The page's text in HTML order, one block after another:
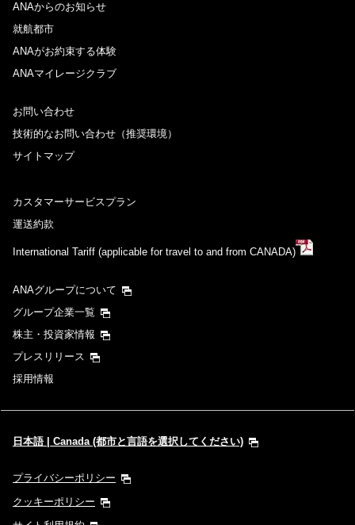
ANAからのお知らせ
就航都市
ANAがお約束する体験
ANAマイレージクラブ
お問い合わせ
技術的なお問い合わせ（推奨環境）
サイトマップ
カスタマーサービスプラン
運送約款
International Tariff (applicable for travel to and from CANADA)
ANAグループについて
グループ企業一覧
株主・投資家情報
プレスリリース
採用情報
日本語 | Canada (都市と言語を選択してください)
プライバシーポリシー
クッキーポリシー